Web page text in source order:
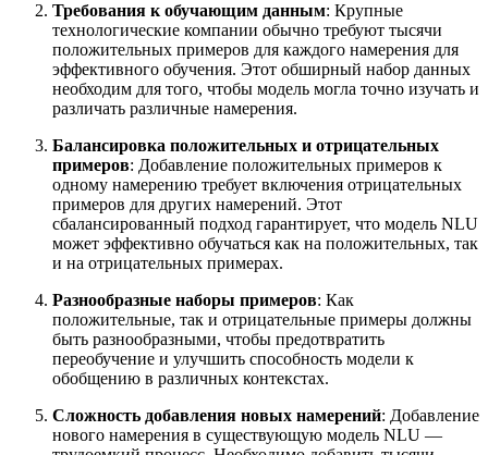
Требования к обучающим данным: Крупные
технологические компании обычно требуют тысячи
положительных примеров для каждого намерения для
эффективного обучения. Этот обширный набор данных
необходим для того, чтобы модель могла точно изучать и
различать различные намерения.
Балансировка положительных и отрицательных
примеров: Добавление положительных примеров к
одному намерению требует включения отрицательных
примеров для других намерений. Этот
сбалансированный подход гарантирует, что модель NLU
может эффективно обучаться как на положительных, так
и на отрицательных примерах.
Разнообразные наборы примеров: Как
положительные, так и отрицательные примеры должны
быть разнообразными, чтобы предотвратить
переобучение и улучшить способность модели к
обобщению в различных контекстах.
Сложность добавления новых намерений: Добавление
нового намерения в существующую модель NLU —